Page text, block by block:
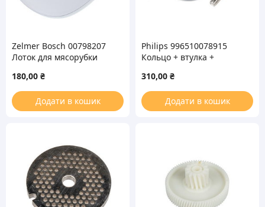
Zelmer Bosch 00798207
Лоток для мясорубки
180,00 ₴
Додати в кошик
Philips 996510078915
Кольцо + втулка +
шнека мясорубки
310,00 ₴
Додати в кошик